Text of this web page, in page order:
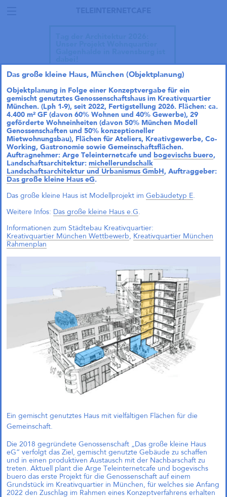
Talk im DAZ: „Wie geht
einfach?“
Architekturzentrum (DAZ) am
28.05.2026 um 19 Uhr und stellt
als Input das
Genossenschaftsprojekt Das große
Richtfest für Das große kleine
Haus im Kreativquartier
München
Das große kleine Haus, München (Objektplanung)
Objektplanung in Folge einer Konzeptvergabe für ein
gemischt genutztes Genossenschaftshaus im Kreativquartier
München. (Lph 1-9), seit 2022, Fertigstellung 2026. Flächen: ca.
4.400 m² GF (davon 60% Wohnen und 40% Gewerbe), 29
geförderte Wohneinheiten (davon 50% München Modell
Genossenschaften und 50% konzeptioneller
Mietwohnungsbau), Flächen für Ateliers, Kreativgewerbe, Co-
Working, Gastronomie sowie Gemeinschaftsflächen.
Auftragnehmer: Arge Teleinternetcafe und
bogevischs buero,
Landschaftsarchitektur: michellerundschalk
Landschaftsarchitektur und Urbanismus GmbH , Auftraggeber:
Das große kleine Haus eG.
Das große kleine Haus ist Modellprojekt im Gebäudetyp E.
Weitere Infos: Das große kleine Haus e.G.
Informationen zum Städtebau Kreativquartier:
Kreativquartier München Wettbewerb, Kreativquartier München
Rahmenplan
Ein gemischt genutztes Haus mit vielfältigen Flächen für die
Gemeinschaft.
Die 2018 gegründete Genossenschaft „Das große kleine Haus
eG“ verfolgt das Ziel, gemischt genutzte Gebäude zu schaffen
und in einen produktiven Austausch mit der Nachbarschaft zu
treten. Aktuell plant die Arge Teleinternetcafe und bogevischs
buero das erste Projekt für die Genossenschaft auf einem
Grundstück im Kreativquartier in München, für welches sie Anfang
2022 den Zuschlag im Rahmen eines Konzeptverfahrens erhalten